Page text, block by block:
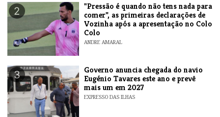
2
"Pressão é quando não tens nada para
comer", as primeiras declarações de
Vozinha após a apresentação no Colo
Colo
ANDRE AMARAL
3
Governo anuncia chegada do navio
Eugénio Tavares este ano e prevê
mais um em 2027
EXPRESSO DAS ILHAS